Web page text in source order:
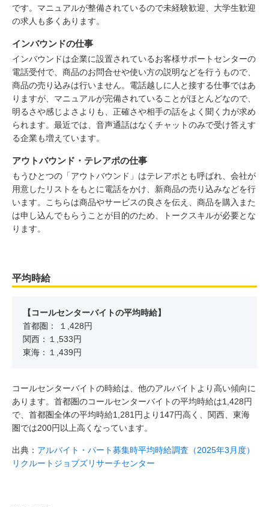
です。マニュアルが整備されているので未経験歓迎、大学生歓迎
の求人も多くあります。
インバウンドの仕事
インバウンドは企業に設置されているお客様サポートセンターの
電話受付で、商品のお問合せや使い方の説明などを行うもので、
商品の売り込みは行いません。電話越しに人と接する仕事ではあ
りますが、マニュアルが完備されていることがほとんどなので、
明るさや感じよさよりも、正確さや相手の話をよく聞く力が求め
られます。最近では、音声通話はなくチャットのみで受け答えす
る企業も増えています。
アウトバウンド・テレアポの仕事
もうひとつの「アウトバウンド」はテレアポとも呼ばれ、会社が
用意したリストをもとに電話をかけ、新商品の売り込みなどを行
います。こちらは商品やサービスの良さを伝え、商品を購入また
は申し込んでもらうことが目的のため、トークスキルが必要とな
ります。
平均時給
【コールセンターバイトの平均時給】
首都圏： １,428円
関西：１,533円
東海：１,439円
コールセンターバイトの時給は、他のアルバイトより高い傾向に
あります。首都圏のコールセンターバイトの平均時給は1,428円
で、首都圏全体の平均時給1,281円より147円高く、関西、東海
圏では200円以上高くなっています。
出典： アルバイト・パート募集時平均時給調査（2025年3月度）
リクルートジョブズリサーチセンター